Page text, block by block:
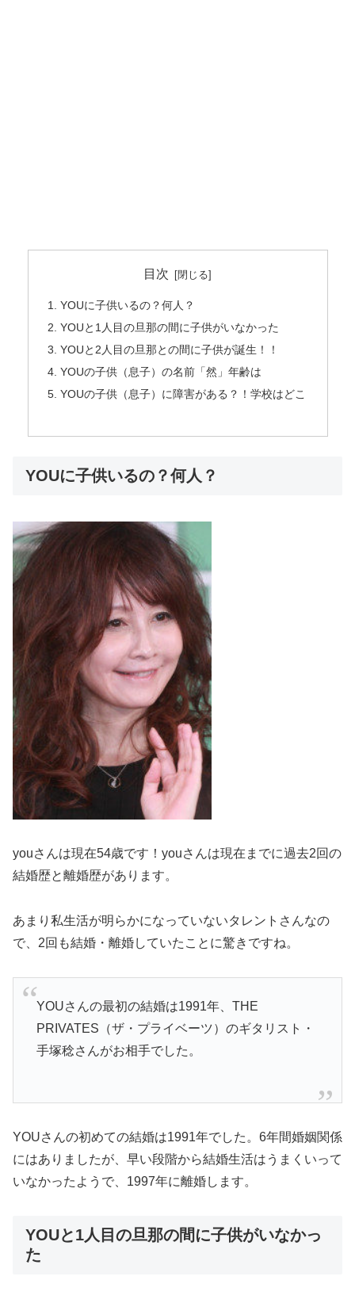
目次
YOUに子供いるの？何人？
YOUと1人目の旦那の間に子供がいなかった
YOUと2人目の旦那との間に子供が誕生！！
YOUの子供（息子）の名前「然」年齢は
YOUの子供（息子）に障害がある？！学校はどこ
YOUに子供いるの？何人？
youさんは現在54歳です！youさんは現在までに過去2回の
結婚歴と離婚歴があります。
あまり私生活が明らかになっていないタレントさんなの
で、2回も結婚・離婚していたことに驚きですね。
YOUさんの最初の結婚は1991年、THE
PRIVATES（ザ・プライベーツ）のギタリスト・
手塚稔さんがお相手でした。
YOUさんの初めての結婚は1991年でした。6年間婚姻関係
にはありましたが、早い段階から結婚生活はうまくいって
いなかったようで、1997年に離婚します。
YOUと1人目の旦那の間に子供がいなかっ
た